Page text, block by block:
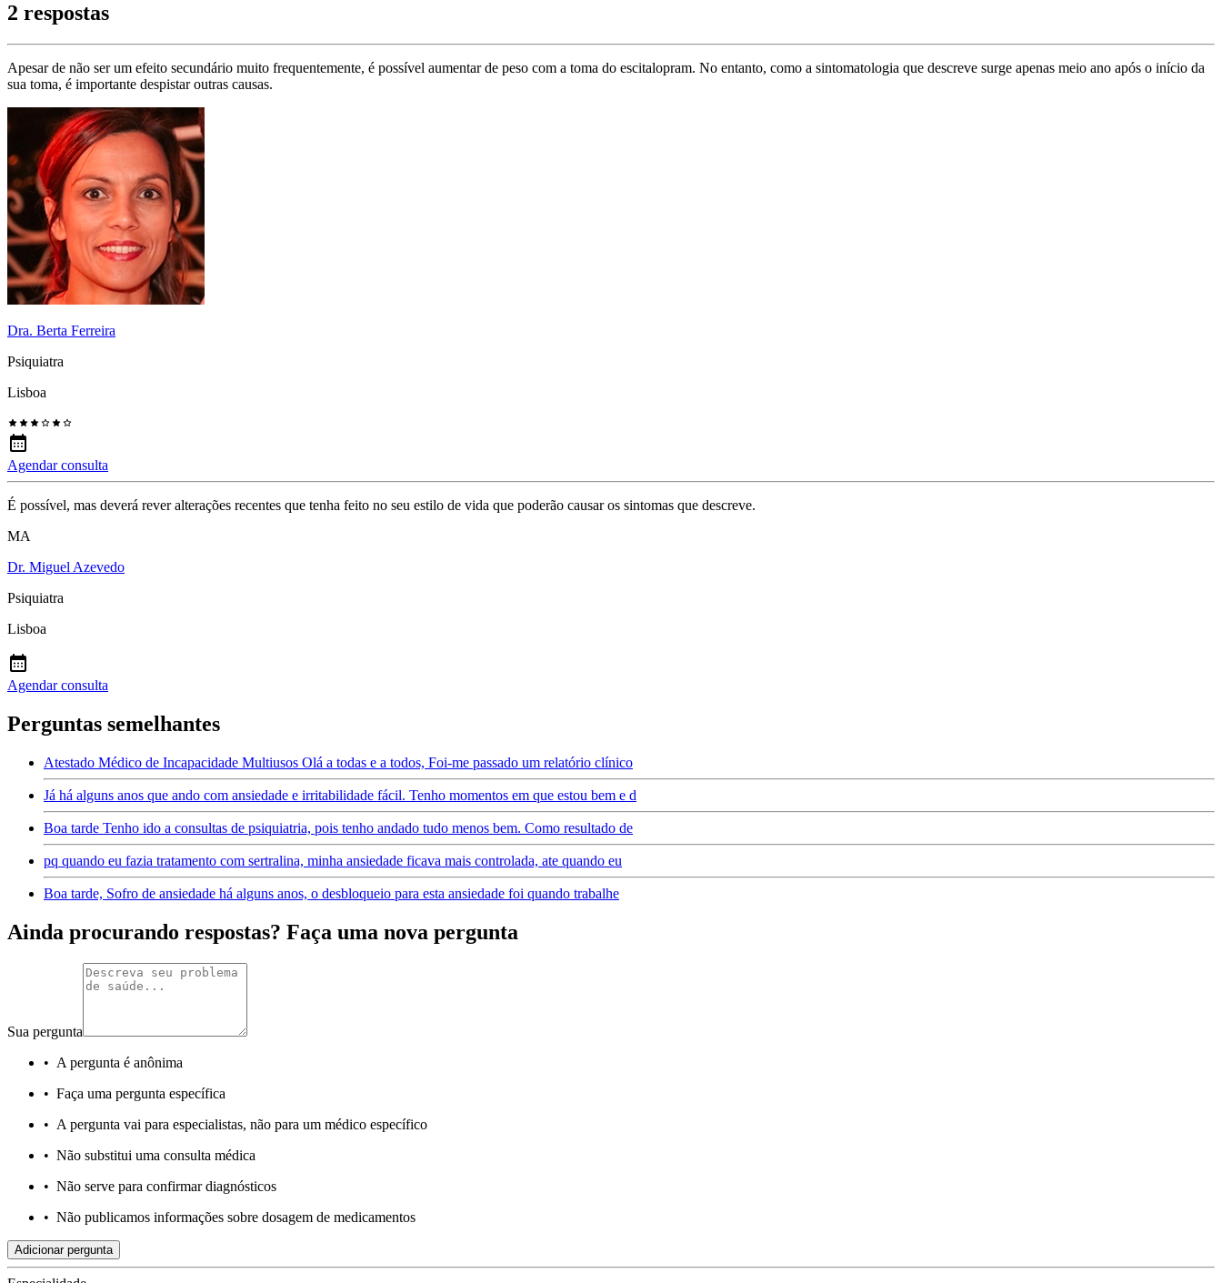
2 respostas
Apesar de não ser um efeito secundário muito frequentemente, é possível aumentar de peso com a toma do escitalopram. No entanto, como a sintomatologia que descreve surge apenas meio ano após o início da
sua toma, é importante despistar outras causas.
Dra. Berta Ferreira
Psiquiatra
Lisboa
Agendar consulta
É possível, mas deverá rever alterações recentes que tenha feito no seu estilo de vida que poderão causar os sintomas que descreve.
MA
Dr. Miguel Azevedo
Psiquiatra
Lisboa
Agendar consulta
Perguntas semelhantes
Atestado Médico de Incapacidade Multiusos Olá a todas e a todos, Foi-me passado um relatório clínico
Já há alguns anos que ando com ansiedade e irritabilidade fácil. Tenho momentos em que estou bem e d
Boa tarde Tenho ido a consultas de psiquiatria, pois tenho andado tudo menos bem. Como resultado de
pq quando eu fazia tratamento com sertralina, minha ansiedade ficava mais controlada, ate quando eu
Boa tarde, Sofro de ansiedade há alguns anos, o desbloqueio para esta ansiedade foi quando trabalhe
Ainda procurando respostas? Faça uma nova pergunta
Sua pergunta
• A pergunta é anônima
• Faça uma pergunta específica
• A pergunta vai para especialistas, não para um médico específico
• Não substitui uma consulta médica
• Não serve para confirmar diagnósticos
• Não publicamos informações sobre dosagem de medicamentos
Adicionar pergunta